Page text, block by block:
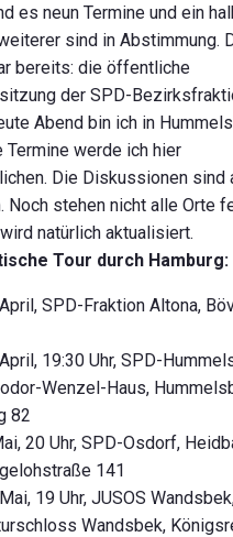
es neun Termine und ein
sind in Abstimmung.
bereits: die öffentliche
der SPD-
Abend bin ich in
Termine werde ich hier
Die Diskussionen sind
Noch stehen nicht alle Orte
natürlich aktualisiert.
Tour durch Hamburg:
SPD-Fraktion Altona,
19:30 Uhr, SPD-
Wenzel-Haus,
82
20 Uhr, SPD-Osdorf,
141
19 Uhr, JUSOS
Wandsbek,